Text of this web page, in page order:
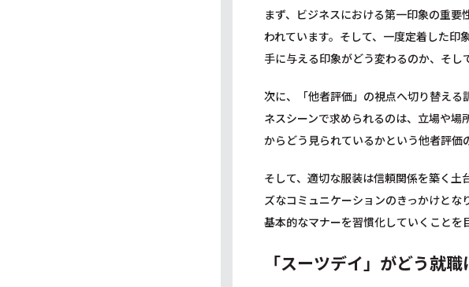
まず、ビジネスにおける第一印象の重
われています。そして、一度定着した印
手に与える印象がどう変わるのか、そし
次に、「他者評価」の視点へ切り替え
ネスシーンで求められるのは、立場や
からどう見られているかという他者評価
そして、適切な服装は信頼関係を築く
ズなコミュニケーションのきっかけと
基本的なマナーを習慣化していくことを
「スーツデイ」がどう就